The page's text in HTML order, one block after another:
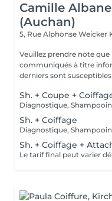
Camille
(Auchan)
5, Rue Alphonse Weicker
Veuillez prendre note
communiqués à titre
derniers sont susceptibles
Sh. + Coupe +
Sh. + Coiffage
Sh. + Coiffage +